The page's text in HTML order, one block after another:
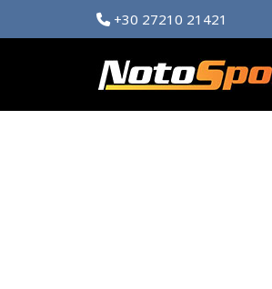
+30 27210 21421